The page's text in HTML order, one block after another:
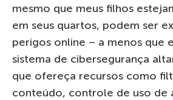
mesmo que meus filhos
em seus quartos, podem ser
perigos online – a menos que
sistema de cibersegurança
que ofereça recursos como
conteúdo, controle de uso de